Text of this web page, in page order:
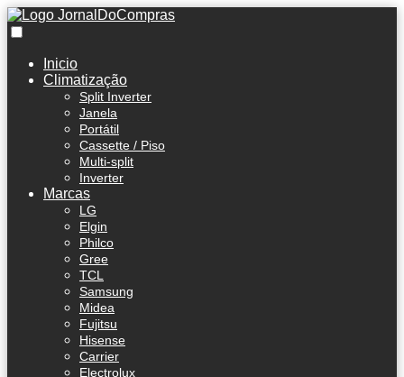
Inicio
Climatização
Split Inverter
Janela
Portátil
Cassette / Piso
Multi-split
Inverter
Marcas
LG
Elgin
Philco
Gree
TCL
Samsung
Midea
Fujitsu
Hisense
Carrier
Electrolux